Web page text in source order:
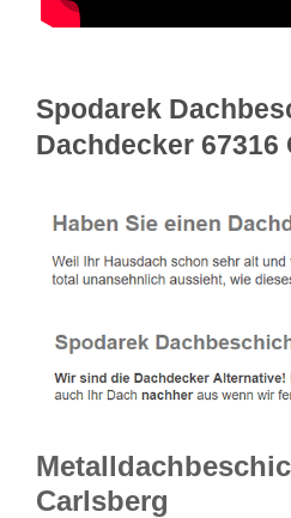
Spodarek
Dachdecker 67316
Carlsberg